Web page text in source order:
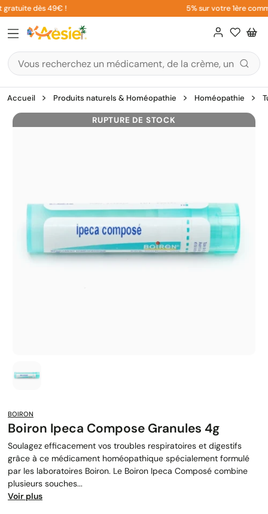
Aller
au
contenu
dès 49€ ! 5% sur votre 1ère
Accueil Produits naturels & Homéopathie Homéopathie
RUPTURE DE STOCK
BOIRON
Boiron Ipeca Compose Granules 4g
Soulagez efficacement vos troubles respiratoires et digestifs
grâce à ce médicament homéopathique spécialement formulé
par les laboratoires Boiron. Le Boiron Ipeca Composé combine
plusieurs souches...
Voir plus